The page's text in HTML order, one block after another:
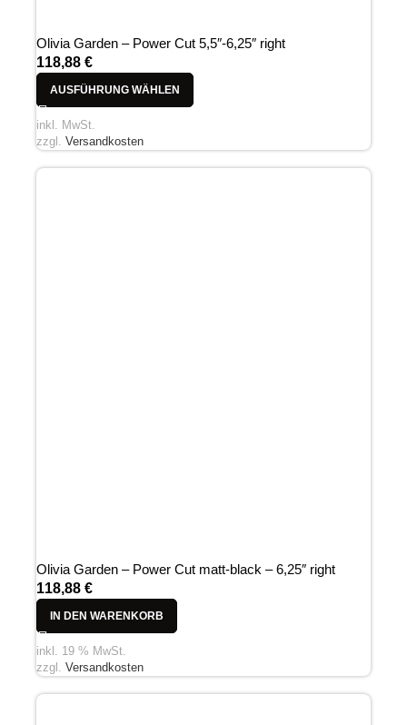
Olivia Garden – Power Cut 5,5″-6,25″ right
118,88 €
AUSFÜHRUNG WÄHLEN
inkl. MwSt.
zzgl. Versandkosten
Olivia Garden – Power Cut matt-black – 6,25″ right
118,88 €
IN DEN WARENKORB
inkl. 19 % MwSt.
zzgl. Versandkosten